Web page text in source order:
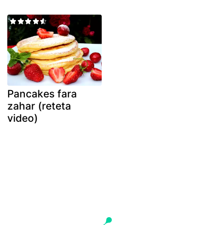
Pancakes fara
zahar (reteta
video)